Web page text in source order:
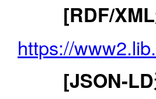
[RDF/
https://
[JSON-